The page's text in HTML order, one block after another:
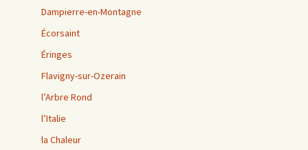
Dampierre-en-Montagne
Écorsaint
Éringes
Flavigny-sur-Ozerain
l’Arbre Rond
l’Italie
la Chaleur